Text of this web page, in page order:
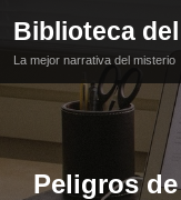
contenido
Biblioteca
La mejor narrativa del misterio
Peligros